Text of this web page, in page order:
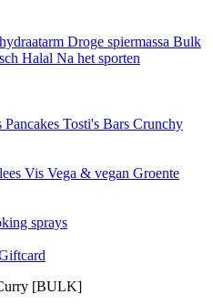
Droge spiermassa Bulk
Halal Na het sporten
Pancakes Tosti's Bars Crunchy
Vis Vega & vegan Groente
sprays
[BULK]